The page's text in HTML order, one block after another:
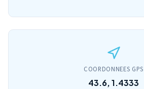
COORDONNEES GPS
43.6, 1.4333